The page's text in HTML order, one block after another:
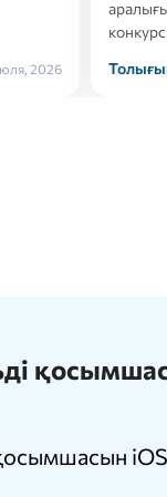
2026